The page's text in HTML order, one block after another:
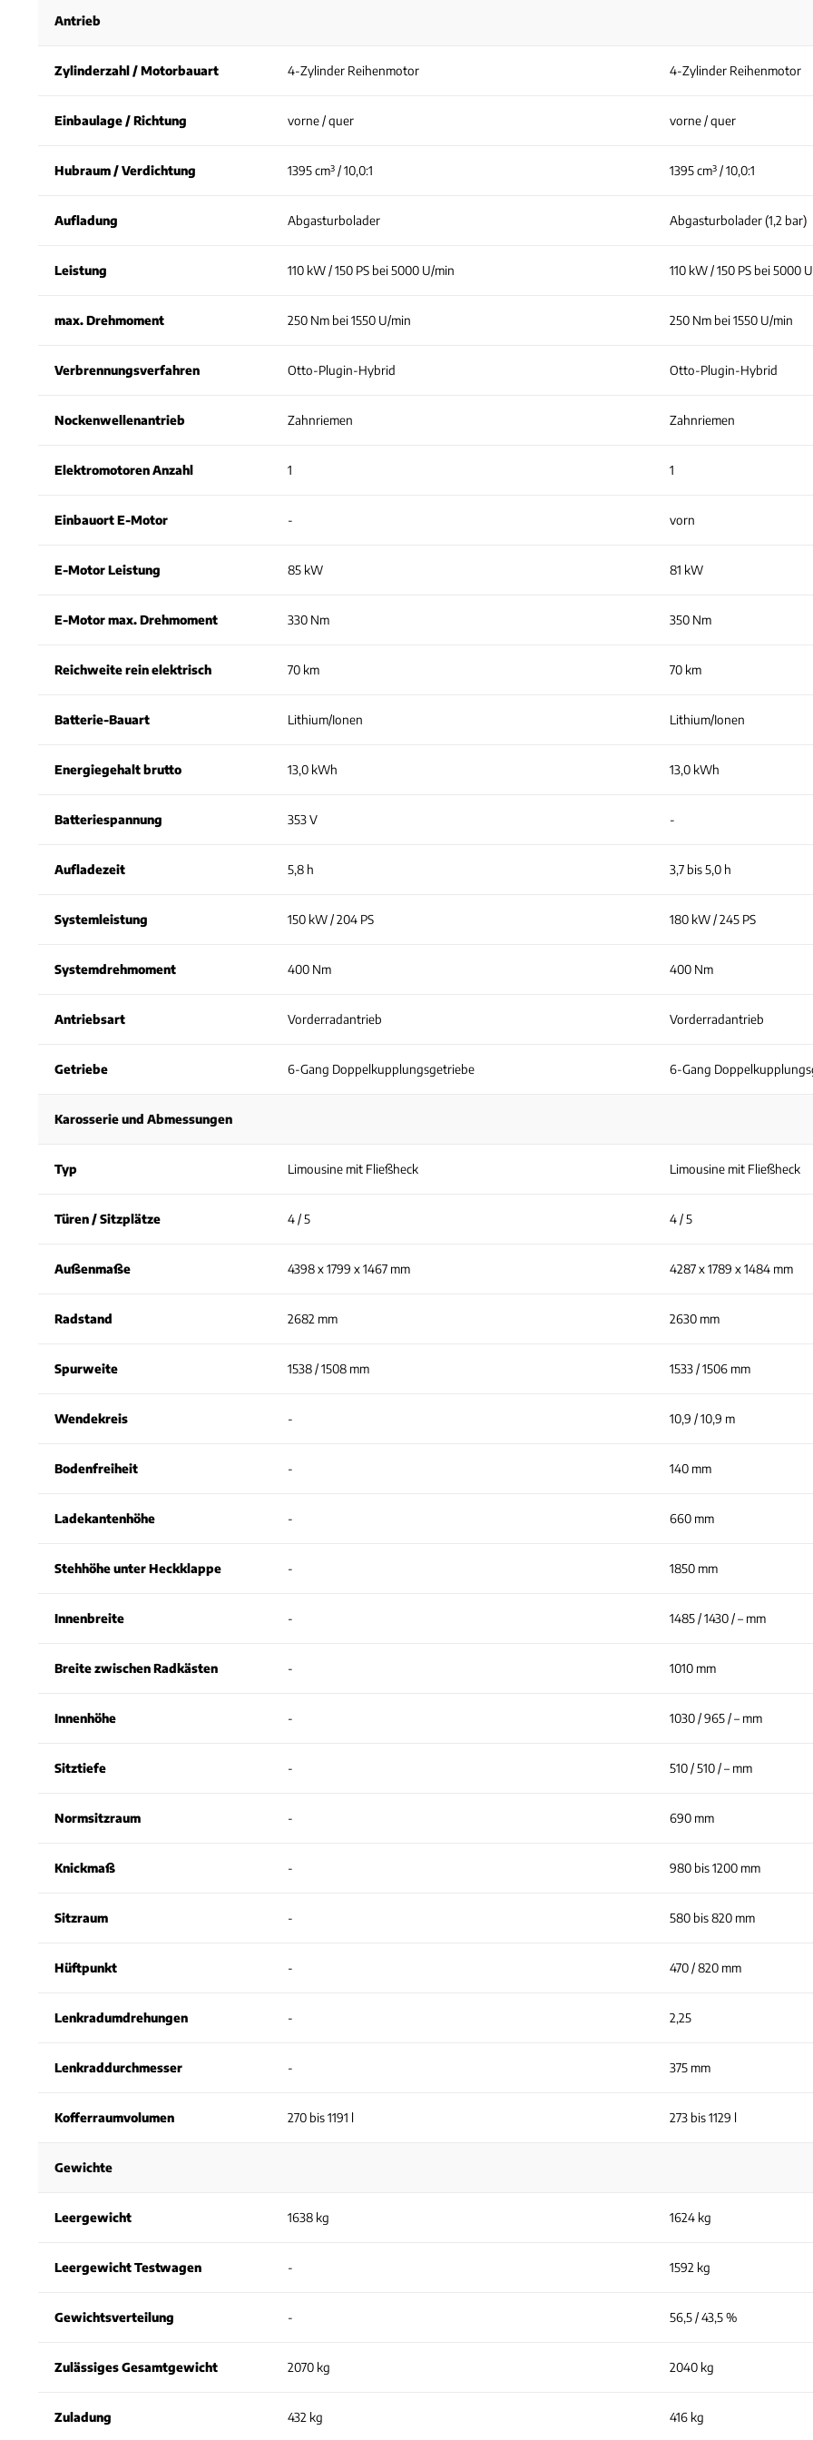
Antrieb
Zylinderzahl / Motorbauart 4-Zylinder Reihenmotor 4-Zylinder Reihenmotor
Einbaulage / Richtung vorne / quer vorne / quer
Hubraum / Verdichtung 1395 cm³ / 10,0:1 1395 cm³ / 10,0:1
Aufladung Abgasturbolader Abgasturbolader (1,2 bar)
Leistung 110 kW / 150 PS bei 5000 U/min 110 kW / 150 PS bei 5000
max. Drehmoment 250 Nm bei 1550 U/min 250 Nm bei 1550 U/min
Verbrennungsverfahren Otto-Plugin-Hybrid Otto-Plugin-Hybrid
Nockenwellenantrieb Zahnriemen Zahnriemen
Elektromotoren Anzahl 1 1
Einbauort E-Motor - vorn
E-Motor Leistung 85 kW 81 kW
E-Motor max. Drehmoment 330 Nm 350 Nm
Reichweite rein elektrisch 70 km 70 km
Batterie-Bauart Lithium/Ionen Lithium/Ionen
Energiegehalt brutto 13,0 kWh 13,0 kWh
Batteriespannung 353 V -
Aufladezeit 5,8 h 3,7 bis 5,0 h
Systemleistung 150 kW / 204 PS 180 kW / 245 PS
Systemdrehmoment 400 Nm 400 Nm
Antriebsart Vorderradantrieb Vorderradantrieb
Getriebe 6-Gang Doppelkupplungsgetriebe 6-Gang
Karosserie und Abmessungen
Typ Limousine mit Fließheck Limousine mit Fließheck
Türen / Sitzplätze 4 / 5 4 / 5
Außenmaße 4398 x 1799 x 1467 mm 4287 x 1789 x 1484 mm
Radstand 2682 mm 2630 mm
Spurweite 1538 / 1508 mm 1533 / 1506 mm
Wendekreis - 10,9 / 10,9 m
Bodenfreiheit - 140 mm
Ladekantenhöhe - 660 mm
Stehhöhe unter Heckklappe - 1850 mm
Innenbreite - 1485 / 1430 / – mm
Breite zwischen Radkästen - 1010 mm
Innenhöhe - 1030 / 965 / – mm
Sitztiefe - 510 / 510 / – mm
Normsitzraum - 690 mm
Knickmaß - 980 bis 1200 mm
Sitzraum - 580 bis 820 mm
Hüftpunkt - 470 / 820 mm
Lenkradumdrehungen - 2,25
Lenkraddurchmesser - 375 mm
Kofferraumvolumen 270 bis 1191 l 273 bis 1129 l
Gewichte
Leergewicht 1638 kg 1624 kg
Leergewicht Testwagen - 1592 kg
Gewichtsverteilung - 56,5 / 43,5 %
Zulässiges Gesamtgewicht 2070 kg 2040 kg
Zuladung 432 kg 416 kg